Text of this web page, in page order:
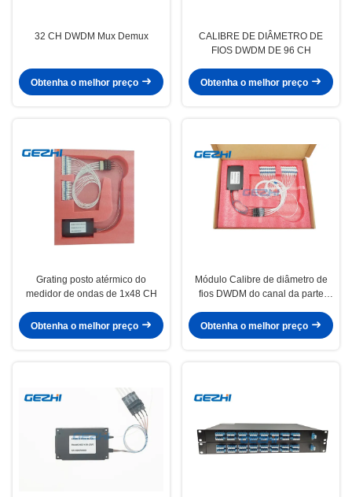
32 CH DWDM Mux Demux
Obtenha o melhor preço
CALIBRE DE DIÂMETRO DE
FIOS DWDM DE 96 CH
Obtenha o melhor preço
Grating posto atérmico do
medidor de ondas de 1x48 CH
Obtenha o melhor preço
Módulo Calibre de diâmetro de
fios DWDM do canal da parte
PC do LC
Obtenha o melhor preço